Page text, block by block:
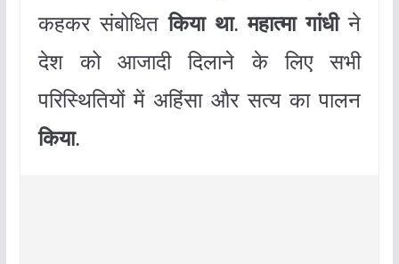
कहकर संबोधितकिया था.महात्मा गांधीने
देश को आजादी दिलाने के लिए सभी
परिस्थितियों में अहिंसा और सत्य का पालन
किया.